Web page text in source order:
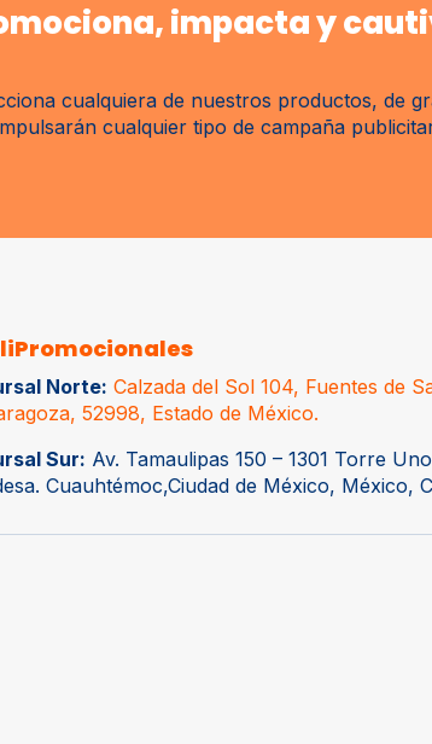
impacta y
cualquiera de nuestros productos, de
cualquier tipo de campaña
Norte: Calzada del Sol 104, Fuentes de
52998, Estado de México.
Sur: Av. Tamaulipas 150 – 1301 Torre
Cuauhtémoc,Ciudad de México, México,